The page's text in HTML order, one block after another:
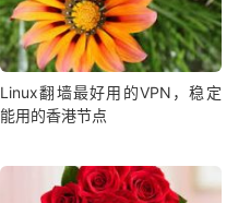
Linux翻墙最好用的VPN，稳定
能用的香港节点